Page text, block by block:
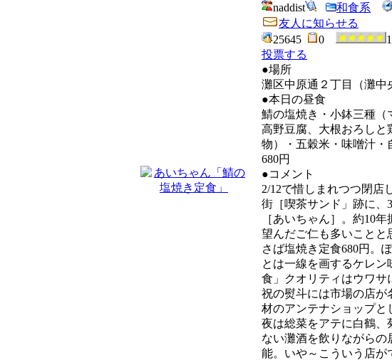
naddist
和食系
友人に知らせる
25645
0
投票する
●場所
灘区中原通２丁目（灘中
●本日の昼食
鯖の塩焼き・小鉢三種（
高野豆腐、大根おろしと
物）・五穀米・味噌汁・
680円
●コメント
2/12で惜しまれつつ閉店
街［喫茶サンド」跡に、
［あいちゃん］。約10
望んだご仁も多いことと
さば塩焼き定食680円。
とは一線を画するケレン
食」クオリティはウワサ
祝の熨斗には市場の店が
材のアンテナショップと
夜は総菜をアテに白鶴、
ない灘酒を飲りながらの
能。いや～こういう店が